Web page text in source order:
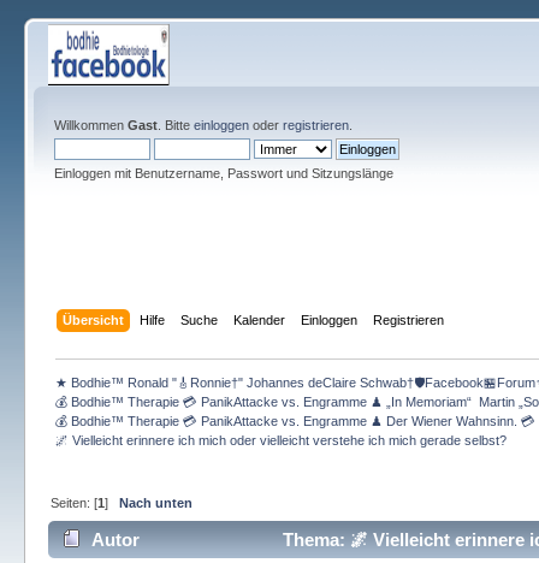
Willkommen Gast. Bitte einloggenoder registrieren.
Einloggen mit Benutzername, Passwort und Sitzungslänge
Übersicht Hilfe Suche Kalender Einloggen Registrieren
★ Bodhie™ Ronald "🎸Ronnie†" Johannes deClaire
💰 Bodhie™ Therapie 💳 PanikAttacke vs. Engramme ♟ „In Memoriam“  Martin
💰 Bodhie™ Therapie 💳 PanikAttacke vs. Engramme ♟ Der Wiener Wahnsinn.
🌌 Vielleicht erinnere ich mich oder vielleicht verstehe ich mich gerade selbst?
Seiten: [1] Nach unten
Autor
Thema: 🌌 Vielleicht erinnere